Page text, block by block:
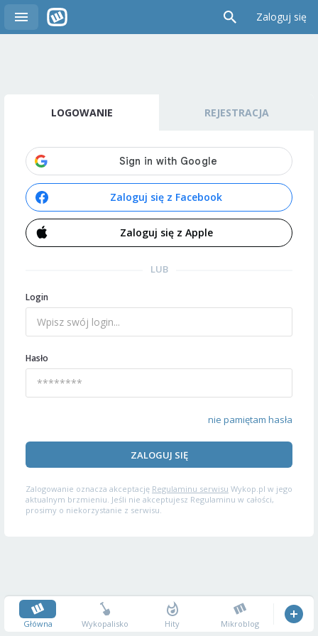
Zaloguj się
LOGOWANIE REJESTRACJA
Zaloguj się z Facebook
Zaloguj się z Apple
LUB
Login
Hasło
nie pamiętam hasła
ZALOGUJ SIĘ
Zalogowanie oznacza akceptację Regulaminu serwisu Wykop.pl w jego
aktualnym brzmieniu. Jeśli nie akceptujesz Regulaminu w całości,
prosimy o niekorzystanie z serwisu.
Główna Wykopalisko Hity Mikroblog